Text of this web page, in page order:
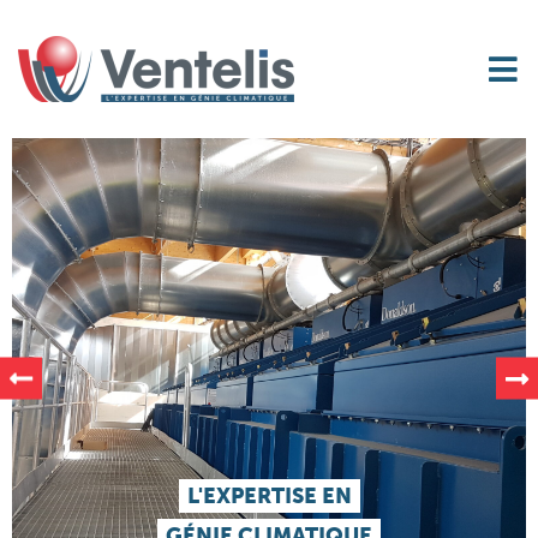
L'EXPERTISE EN